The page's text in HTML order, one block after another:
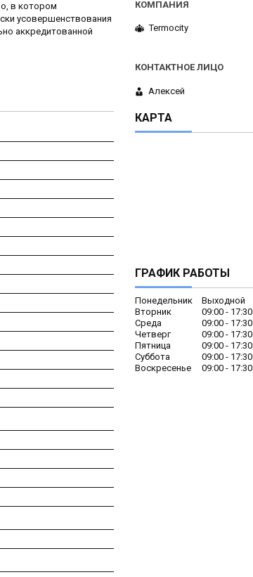
в котором
усовершенствования
аккредитованной
Termocity
Алексей
КАРТА
ГРАФИК РАБОТЫ
Понедельник
Выходной
Вторник
09:00
17:30
Среда
09:00
17:30
Четверг
09:00
17:30
Пятница
09:00
17:30
Суббота
09:00
17:30
Воскресенье
09:00 17:30